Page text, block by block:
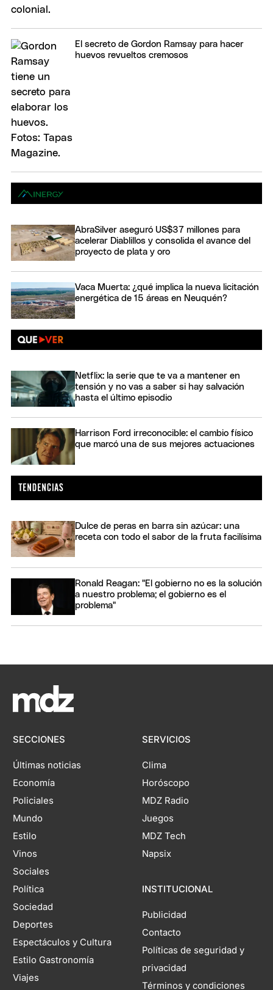
El secreto de Gordon Ramsay para hacer
huevos revueltos cremosos
AbraSilver aseguró US$37 millones para
acelerar Diablillos y consolida el avance del
proyecto de plata y oro
Vaca Muerta: ¿qué implica la nueva licitación
energética de 15 áreas en Neuquén?
Netflix: la serie que te va a mantener en
tensión y no vas a saber si hay salvación
hasta el último episodio
Harrison Ford irreconocible: el cambio físico
que marcó una de sus mejores actuaciones
Dulce de peras en barra sin azúcar: una
receta con todo el sabor de la fruta facilísima
Ronald Reagan: "El gobierno no es la solución
a nuestro problema; el gobierno es el
problema"
SECCIONES
Últimas noticias
Economía
Policiales
Mundo
Estilo
Vinos
Sociales
Política
Sociedad
Deportes
Espectáculos y Cultura
Estilo Gastronomía
Viajes
SERVICIOS
Clima
Horóscopo
MDZ Radio
Juegos
MDZ Tech
Napsix
INSTITUCIONAL
Publicidad
Contacto
Políticas de seguridad y
privacidad
Términos y condiciones